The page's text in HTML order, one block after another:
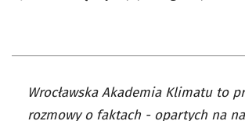
Wrocławska Akademia Klimatu to
rozmowy o faktach - opartych na